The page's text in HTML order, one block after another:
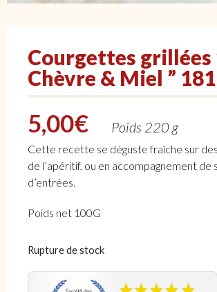
Courgettes grillées
Chèvre & Miel ”
5,00€ Poids 220 g
Cette recette se déguste fraîche sur
de l’apéritif, ou en accompagnement de
d’entrées.
Poids net 100G
Rupture de stock